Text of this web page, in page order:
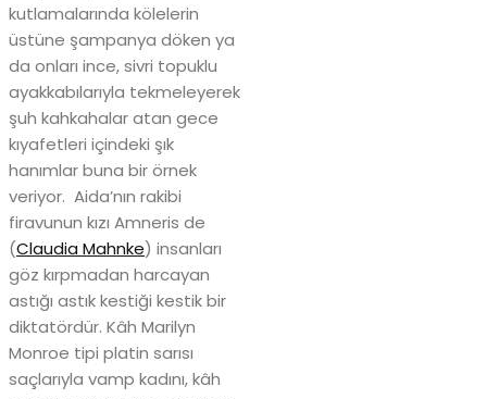
kutlamalarında kölelerin
üstüne şampanya döken ya
da onları ince, sivri topuklu
ayakkabılarıyla tekmeleyerek
şuh kahkahalar atan gece
kıyafetleri içindeki şık
hanımlar buna bir örnek
veriyor. Aida’nın rakibi
firavunun kızı Amneris de
(Claudia Mahnke) insanları
göz kırpmadan harcayan
astığı astık kestiği kestik bir
diktatördür. Kâh Marilyn
Monroe tipi platin sarısı
saçlarıyla vamp kadını, kâh